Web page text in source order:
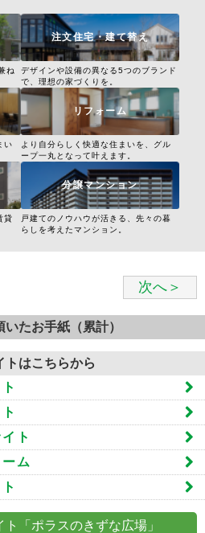
ね
注文住宅・建て替え
デザインや設備の異なる5つのブランド
で、理想の家づくりを。
い
リフォーム
より自分らしく快適な住まいを、グル
ープ一丸となって叶えます。
貸
分譲マンション
戸建てのノウハウが活きる、先々の暮
らしを考えたマンション。
次へ＞
たお手紙（累計）
トはこちらから
ト
ム
「ポラスのきずな広場」